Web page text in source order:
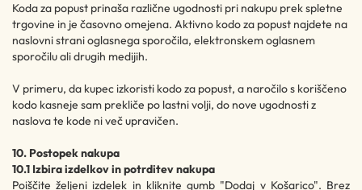
Koda za popust prinaša različne ugodnosti pri nakupu prek spletne
trgovine in je časovno omejena. Aktivno kodo za popust najdete na
naslovni strani oglasnega sporočila, elektronskem oglasnem
sporočilu ali drugih medijih.
V primeru, da kupec izkoristi kodo za popust, a naročilo s koriščeno
kodo kasneje sam prekliče po lastni volji, do nove ugodnosti z
naslova te kode ni več upravičen.
10. Postopek nakupa
10.1 Izbira izdelkov in potrditev nakupa
Poiščite željeni izdelek in kliknite gumb "Dodaj v Košarico". Brez